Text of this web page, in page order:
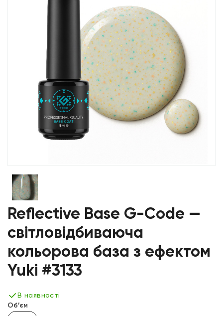
Reflective Base G-Code —
світловідбиваюча
кольорова база з ефектом
Yuki #3133
В наявності
Об’єм